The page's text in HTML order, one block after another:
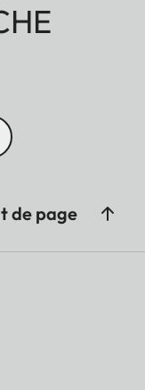
de page